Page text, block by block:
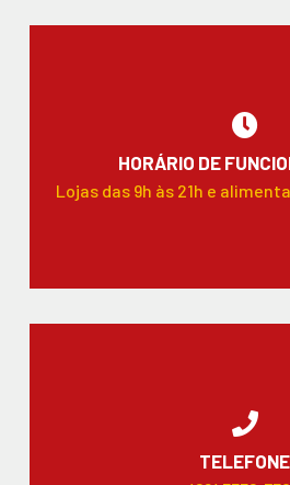
HORÁRIO DE
Lojas das 9h às 21h e
TELEFONE